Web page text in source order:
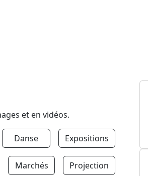
et en vidéos.
Danse Expositions
Marchés Projection